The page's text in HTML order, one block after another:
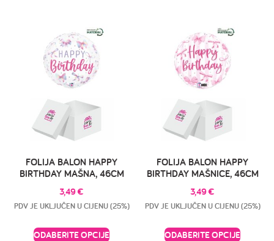
FOLIJA BALON HAPPY
BIRTHDAY MAŠNA, 46CM
3,49€
PDV JE UKLJUČEN U CIJENU (25%)
ODABERITE OPCIJE
FOLIJA BALON HAPPY
BIRTHDAY MAŠNICE, 46CM
3,49€
PDV JE UKLJUČEN U CIJENU (25%)
ODABERITE OPCIJE